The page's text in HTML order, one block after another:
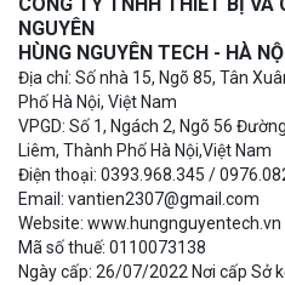
NGUYÊN
HÙNG NGUYÊN TECH - HÀ
Địa chỉ: Số nhà 15, Ngõ 85, Tân
Phố Hà Nội, Việt Nam
VPGD: Số 1, Ngách 2, Ngõ 56
Liêm, Thành Phố Hà Nội,Việt Nam
Điện thoại: 0393.968.345 /
Email: vantien2307@gmail.com
Website: www.hungnguyentech.vn
Mã số thuế: 0110073138
Ngày cấp: 26/07/2022 Nơi cấp Sở